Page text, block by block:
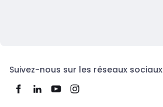
Suivez-nous sur les réseaux sociaux